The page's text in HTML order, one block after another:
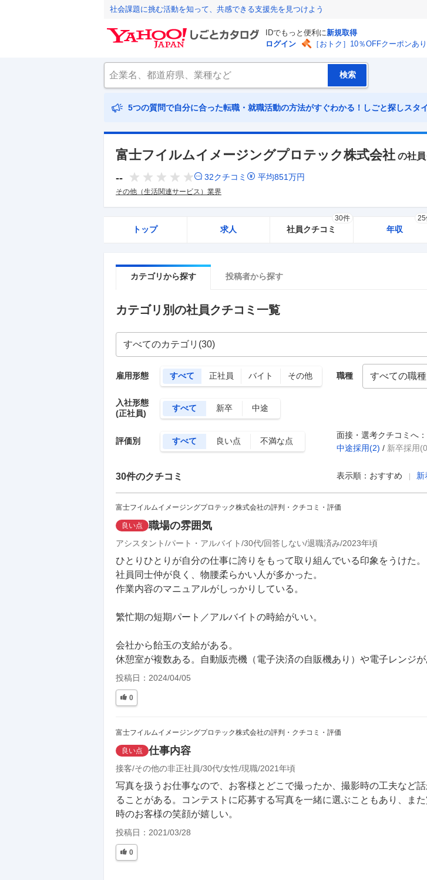
社会課題に挑む活動を知って、共感できる支援先を見つけよう
IDでもっと便利に新規取得
ログイン
［おトク］10％OFFクーポンあ
5つの質問で自分に合った転職・就職活動の方法がすぐわかる！しごと探しスタ
富士フイルムイメージングプロテック株式会社 の社
-- 32クチコミ 平均851万円
その他（生活関連サービス）業界
トップ 求人 社員クチコミ
30件
年収
25
カテゴリから探す 投稿者から探す
カテゴリ別の社員クチコミ一覧
雇用形態 すべて 正社員 バイト その他
入社形態
(正社員)
すべて 新卒 中途
評価別 すべて 良い点 不満な点
職種
面接・選考クチコミへ：
中途採用(2) / 新卒採用
30件のクチコミ 表示順： おすすめ 新
富士フイルムイメージングプロテック株式会社の評判・クチコミ・評価
良い点 職場の雰囲気
アシスタント パート・アルバイト 30代 回答しない 退職済み 2023年頃
ひとりひとりが自分の仕事に誇りをもって取り組んでいる印象をうけた。
社員同士仲が良く、物腰柔らかい人が多かった。
作業内容のマニュアルがしっかりしている。
繁忙期の短期パート／アルバイトの時給がいい。
会社から飴玉の支給がある。
休憩室が複数ある。自動販売機（電子決済の自販機あり）や電子レンジが
投稿日： 2024/04/05
0
富士フイルムイメージングプロテック株式会社の評判・クチコミ・評価
良い点 仕事内容
接客 その他の非正社員 30代 女性 現職 2021年頃
写真を扱うお仕事なので、お客様とどこで撮ったか、撮影時の工夫など
ることがある。コンテストに応募する写真を一緒に選ぶこともあり、ま
時のお客様の笑顔が嬉しい。
投稿日： 2021/03/28
0